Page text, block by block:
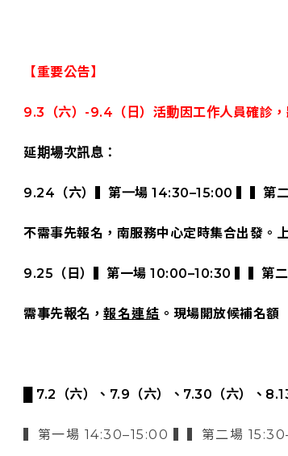
【重要公告】
9.3（六）-9.4（日）活動因工作人員確診
延期場次訊息：
9.24（六）▍第一場 14:30–15:00 ▍▍第
不需事先報名，南服務中心定時集合出發。
9.25（日）▍第一場 10:00–10:30 ▍▍第二
需事先報名， 報名連結 。現場開放候補名額
█ 7.2（六）、7.9（六）、7.30（六）、
▍第一場 14:30–15:00 ▍▍第二場